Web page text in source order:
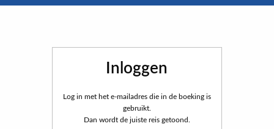
Inloggen
Log in met het e-mailadres die in de boeking is
gebruikt.
Dan wordt de juiste reis getoond.